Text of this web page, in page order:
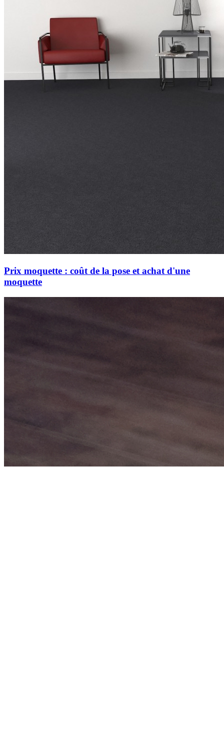
Prix moquette : coût de la pose et achat d'une
moquette